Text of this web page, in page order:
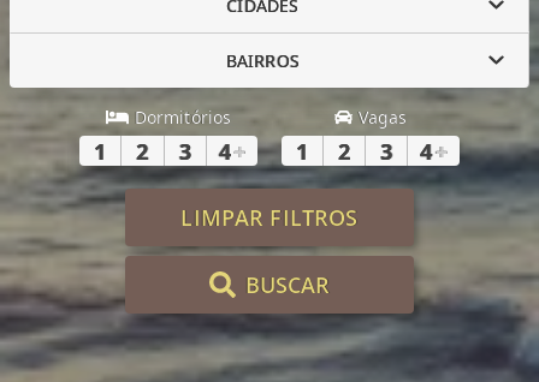
CIDADES
BAIRROS
Dormitórios
1 2 3 4+
Vagas
1 2 3 4+
LIMPAR FILTROS
BUSCAR